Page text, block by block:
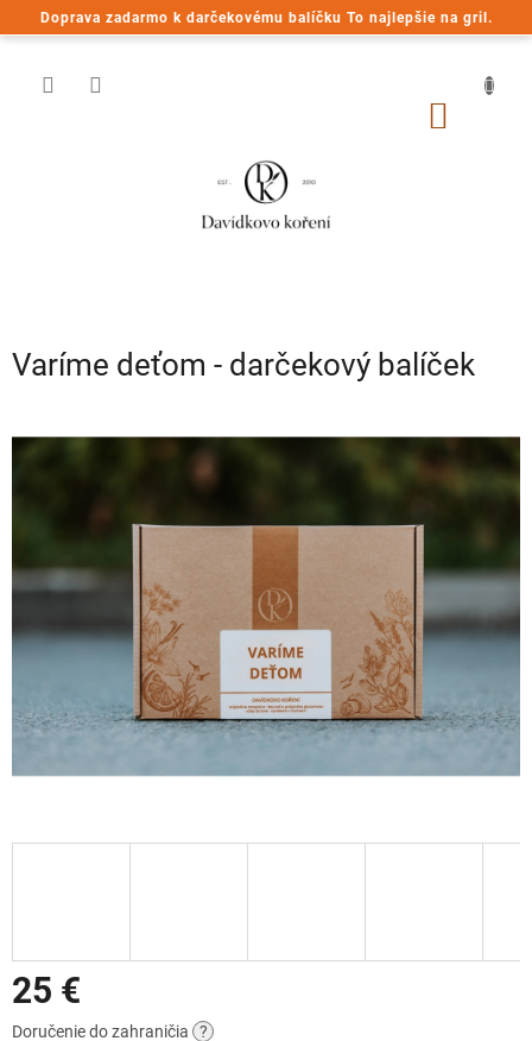
Doprava zadarmo k darčekovému balíčku To najlepšie na gril.
Prejsť
na
Varíme deťom - darčekový balíček
25 €
Jednotková
Doručenie do zahraničia ?